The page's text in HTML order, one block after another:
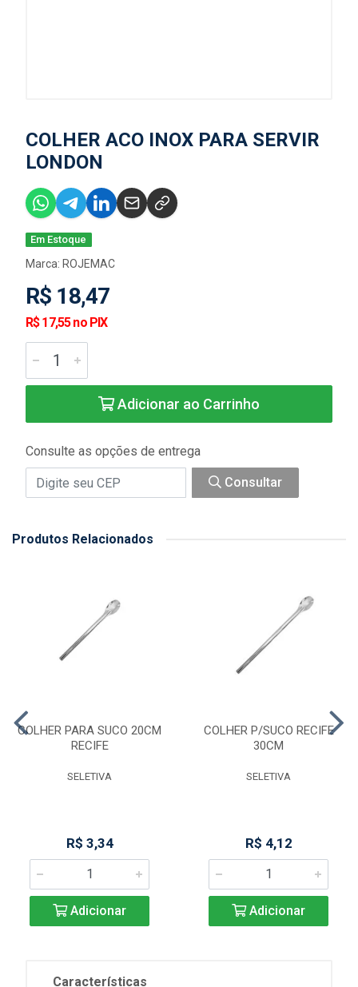
COLHER ACO INOX PARA SERVIR
LONDON
Em Estoque
Marca: ROJEMAC
R$ 18,47
R$ 17,55 no PIX
Adicionar ao Carrinho
Consulte as opções de entrega
Consultar
Produtos Relacionados
COLHER PARA SUCO 20CM
RECIFE
SELETIVA
R$ 3,34
Adicionar
COLHER P/SUCO RECIFE
30CM
SELETIVA
R$ 4,12
Adicionar
Características